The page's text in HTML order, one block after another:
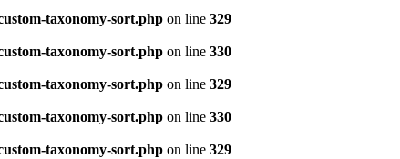
taxonomy-sort.php on line 329
taxonomy-sort.php on line 330
taxonomy-sort.php on line 329
taxonomy-sort.php on line 330
taxonomy-sort.php on line 329